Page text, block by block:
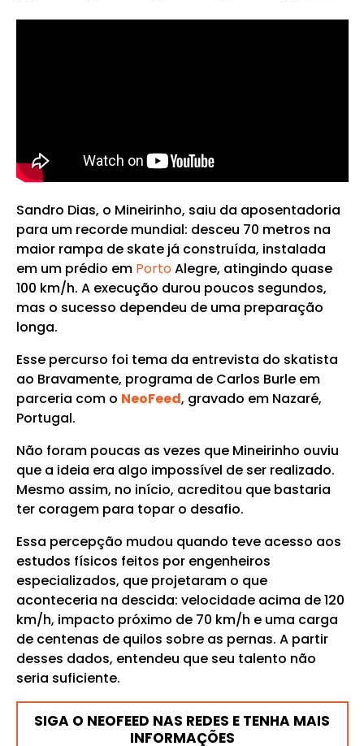
Sandro Dias, o Mineirinho, saiu da aposentadoria
para um recorde mundial: desceu 70 metros na
maior rampa de skate já construída, instalada
em um prédio em PortoAlegre, atingindo quase
100 km/h. A execução durou poucos segundos,
mas o sucesso dependeu de uma preparação
longa.
Esse percurso foi tema da entrevista do skatista
ao Bravamente, programa de Carlos Burle em
parceria com o NeoFeed, gravado em Nazaré,
Portugal.
Não foram poucas as vezes que Mineirinho ouviu
que a ideia era algo impossível de ser realizado.
Mesmo assim, no início, acreditou que bastaria
ter coragem para topar o desafio.
Essa percepção mudou quando teve acesso aos
estudos físicos feitos por engenheiros
especializados, que projetaram o que
aconteceria na descida: velocidade acima de 120
km/h, impacto próximo de 70 km/h e uma carga
de centenas de quilos sobre as pernas. A partir
desses dados, entendeu que seu talento não
seria suficiente.
SIGA O NEOFEED NAS REDES E TENHA MAIS
INFORMAÇÕES